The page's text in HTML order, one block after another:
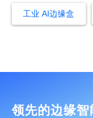
工业 AI边缘盒
领先的边缘